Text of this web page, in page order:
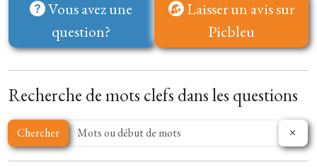
Vous avez une
question?
Laisser un avis sur
Picbleu
Recherche de mots clefs dans les questions
Chercher